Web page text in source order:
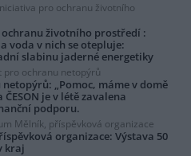
pro ochranu životního
životního prostředí :
voda v nich se otepluje:
slabinu jaderné energetiky
pro ochranu netopýrů
„Pomoc, máme v domě
je v létě zavalena
podporu.
Mělník, příspěvková organizace
organizace: Výstava 50
kraj